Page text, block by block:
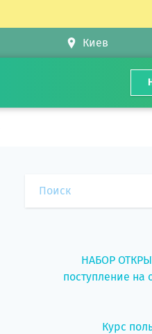
НАБОР
поступление на
Курс